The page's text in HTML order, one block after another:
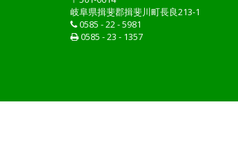
岐阜県揖斐郡揖斐川町長良213-1
0585 - 22 - 5981
0585 - 23 - 1357